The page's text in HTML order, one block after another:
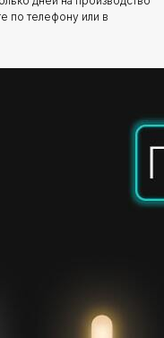
по телефону или в